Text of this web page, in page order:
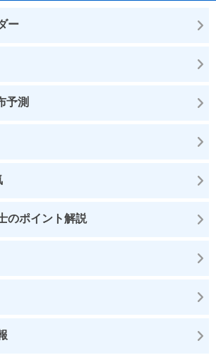
ー
予測
のポイント解説